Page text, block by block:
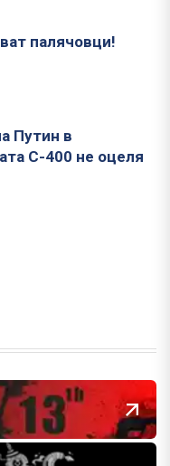
палячовци!
Путин в
С-400 не оцеля